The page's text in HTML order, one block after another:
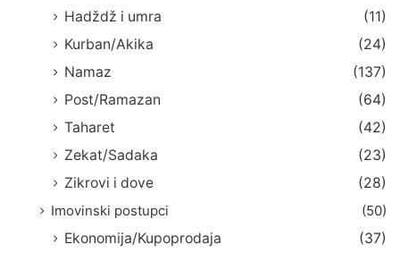
Hadždž i umra
(11)
Kurban/Akika
(24)
Namaz
(137)
Post/Ramazan
(64)
Taharet
(42)
Zekat/Sadaka
(23)
Zikrovi i dove
(28)
Imovinski postupci
(50)
Ekonomija/Kupoprodaja
(37)